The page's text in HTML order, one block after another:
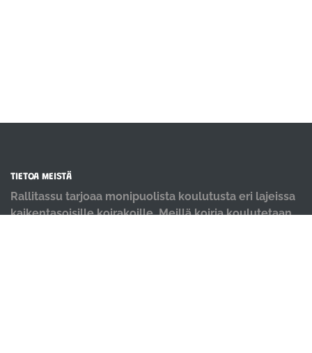
TIETOA MEISTÄ
Rallitassu tarjoaa monipuolista koulutusta eri lajeissa
kaikentasoisille koirakoille. Meillä koiria koulutetaan